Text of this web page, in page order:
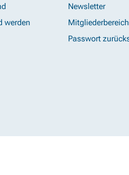
werden
Newsletter
Mitgliederbereich
Passwort